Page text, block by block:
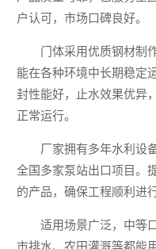
户认可，市场口碑良好。
门体采用优质钢材制
能在各种环境中长期稳定
封性能好，止水效果优异
正常运行。
厂家拥有多年水利设
全国多家泵站出口项目。
的产品，确保工程顺利进
适用场景广泛，中等